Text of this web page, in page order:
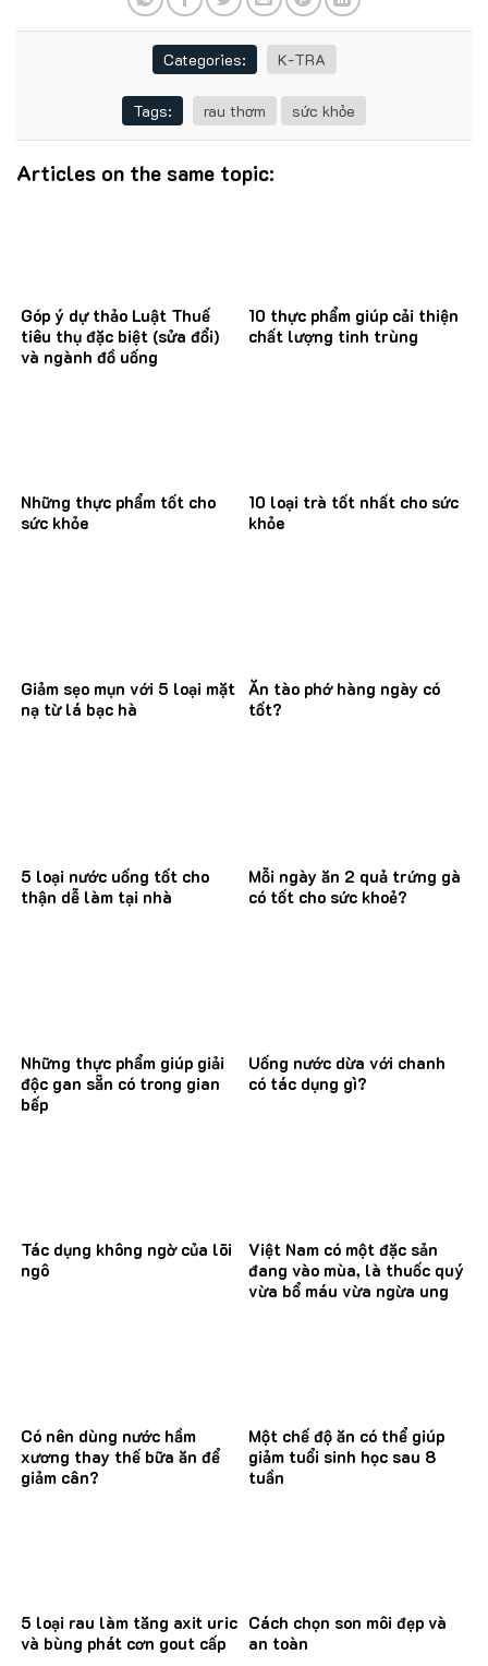
Categories: K-TRA
Tags: rau thơm sức khỏe
Articles on the same topic:
Góp ý dự thảo Luật Thuế
tiêu thụ đặc biệt (sửa đổi)
và ngành đồ uống
10 thực phẩm giúp cải thiện
chất lượng tinh trùng
Những thực phẩm tốt cho
sức khỏe
10 loại trà tốt nhất cho sức
khỏe
Giảm sẹo mụn với 5 loại mặt
nạ từ lá bạc hà
Ăn tào phớ hàng ngày có
tốt?
5 loại nước uống tốt cho
thận dễ làm tại nhà
Mỗi ngày ăn 2 quả trứng gà
có tốt cho sức khoẻ?
Những thực phẩm giúp giải
độc gan sẵn có trong gian
bếp
Uống nước dừa với chanh
có tác dụng gì?
Tác dụng không ngờ của lõi
ngô
Việt Nam có một đặc sản
đang vào mùa, là thuốc quý
vừa bổ máu vừa ngừa ung
Có nên dùng nước hầm
xương thay thế bữa ăn để
giảm cân?
Một chế độ ăn có thể giúp
giảm tuổi sinh học sau 8
tuần
5 loại rau làm tăng axit uric
và bùng phát cơn gout cấp
Cách chọn son môi đẹp và
an toàn